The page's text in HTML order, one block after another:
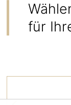
für